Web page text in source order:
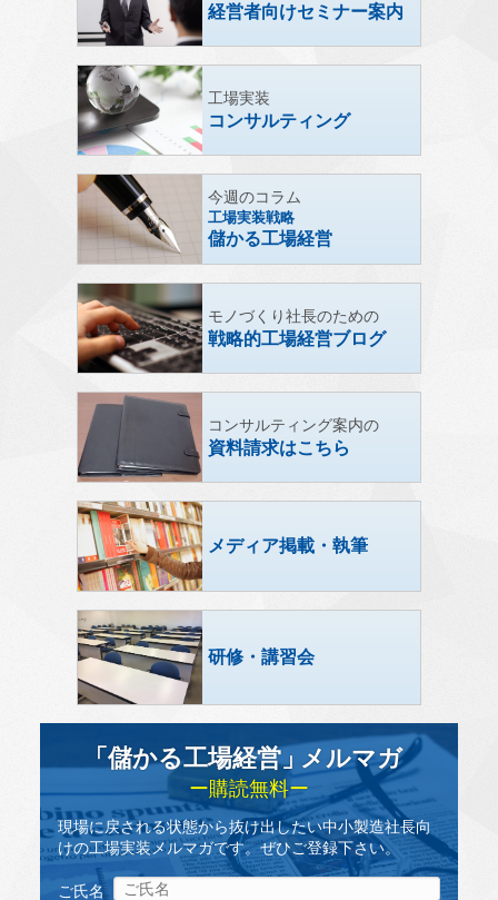
経営者向けセミナー案内
工場実装
コンサルティング
今週のコラム
工場実装戦略
儲かる工場経営
モノづくり社長のための
戦略的工場経営ブログ
コンサルティング案内の
資料請求はこちら
メディア掲載・執筆
研修・講習会
「儲かる工場経営」 メルマガ
ー購読無料ー
現場に戻される状態から抜け出したい中小製造社長向
けの工場実装メルマガです。ぜひご登録下さい。
ご氏名